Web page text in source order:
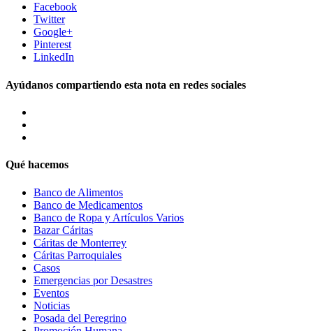
Facebook
Twitter
Google+
Pinterest
LinkedIn
Ayúdanos compartiendo esta nota en redes sociales
Qué hacemos
Banco de Alimentos
Banco de Medicamentos
Banco de Ropa y Artículos Varios
Bazar Cáritas
Cáritas de Monterrey
Cáritas Parroquiales
Casos
Emergencias por Desastres
Eventos
Noticias
Posada del Peregrino